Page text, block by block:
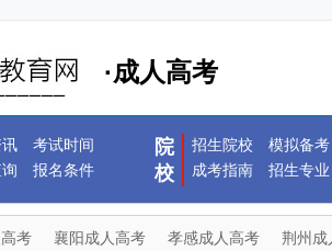
·成人高考
考试时间
报名条件
院
校
招生院校
模拟备考
成考指南
招生专业
考 襄阳成人高考 孝感成人高考 荆州成